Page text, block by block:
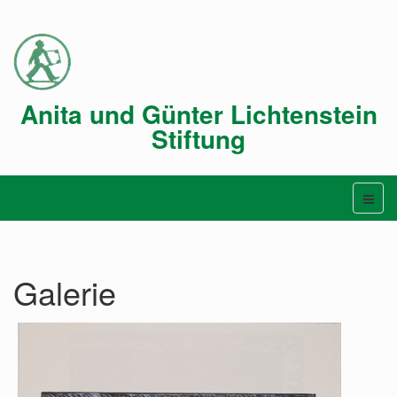
Anita und Günter Lichtenstein
Stiftung
Galerie